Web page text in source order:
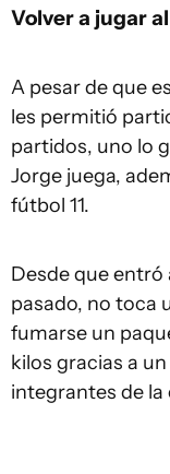
Volver a jugar
A pesar de que
les permitió
partidos, uno lo
Jorge juega,
fútbol 11.
Desde que entró
pasado, no toca
fumarse un
kilos gracias a
integrantes de la